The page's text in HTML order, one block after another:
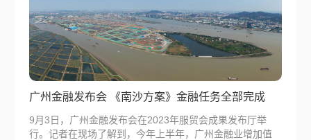
广州金融发布会 《南沙方案》金融任务全部完成
9月3日，广州金融发布会在2023年服贸会成果发布厅举
行。记者在现场了解到，今年上半年，广州金融业增加值